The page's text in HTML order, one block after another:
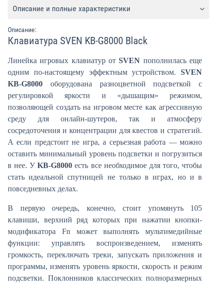
Описание и полные характеристики
Описание:
Клавиатура SVEN KB-G8000 Black
Линейка игровых клавиатур отSVEN пополнилась еще
одним по-настоящему эффектным устройством. SVEN
KB-G8000 оборудована разноцветной подсветкой с
регулировкой яркости и «дышащим» режимом,
позволяющей создать на игровом месте как агрессивную
среду для онлайн-шутеров, так и атмосферу
сосредоточения и концентрации для квестов и стратегий.
А если предстоит не игра, а серьезная работа — можно
оставить минимальный уровень подсветки и погрузиться
в нее. УKB-G8000 есть все необходимое для того, чтобы
стать идеальной спутницей не только в играх, но и в
повседневных делах.
В первую очередь, конечно, стоит упомянуть 105
клавиши, верхний ряд которых при нажатии кнопки-
модификатора Fn может выполнять мультимедийные
функции: управлять воспроизведением, изменять
громкость, переключать треки, запускать приложения и
программы, изменять уровень яркости, скорость и режим
подсветки. Поклонников классических полноразмерных